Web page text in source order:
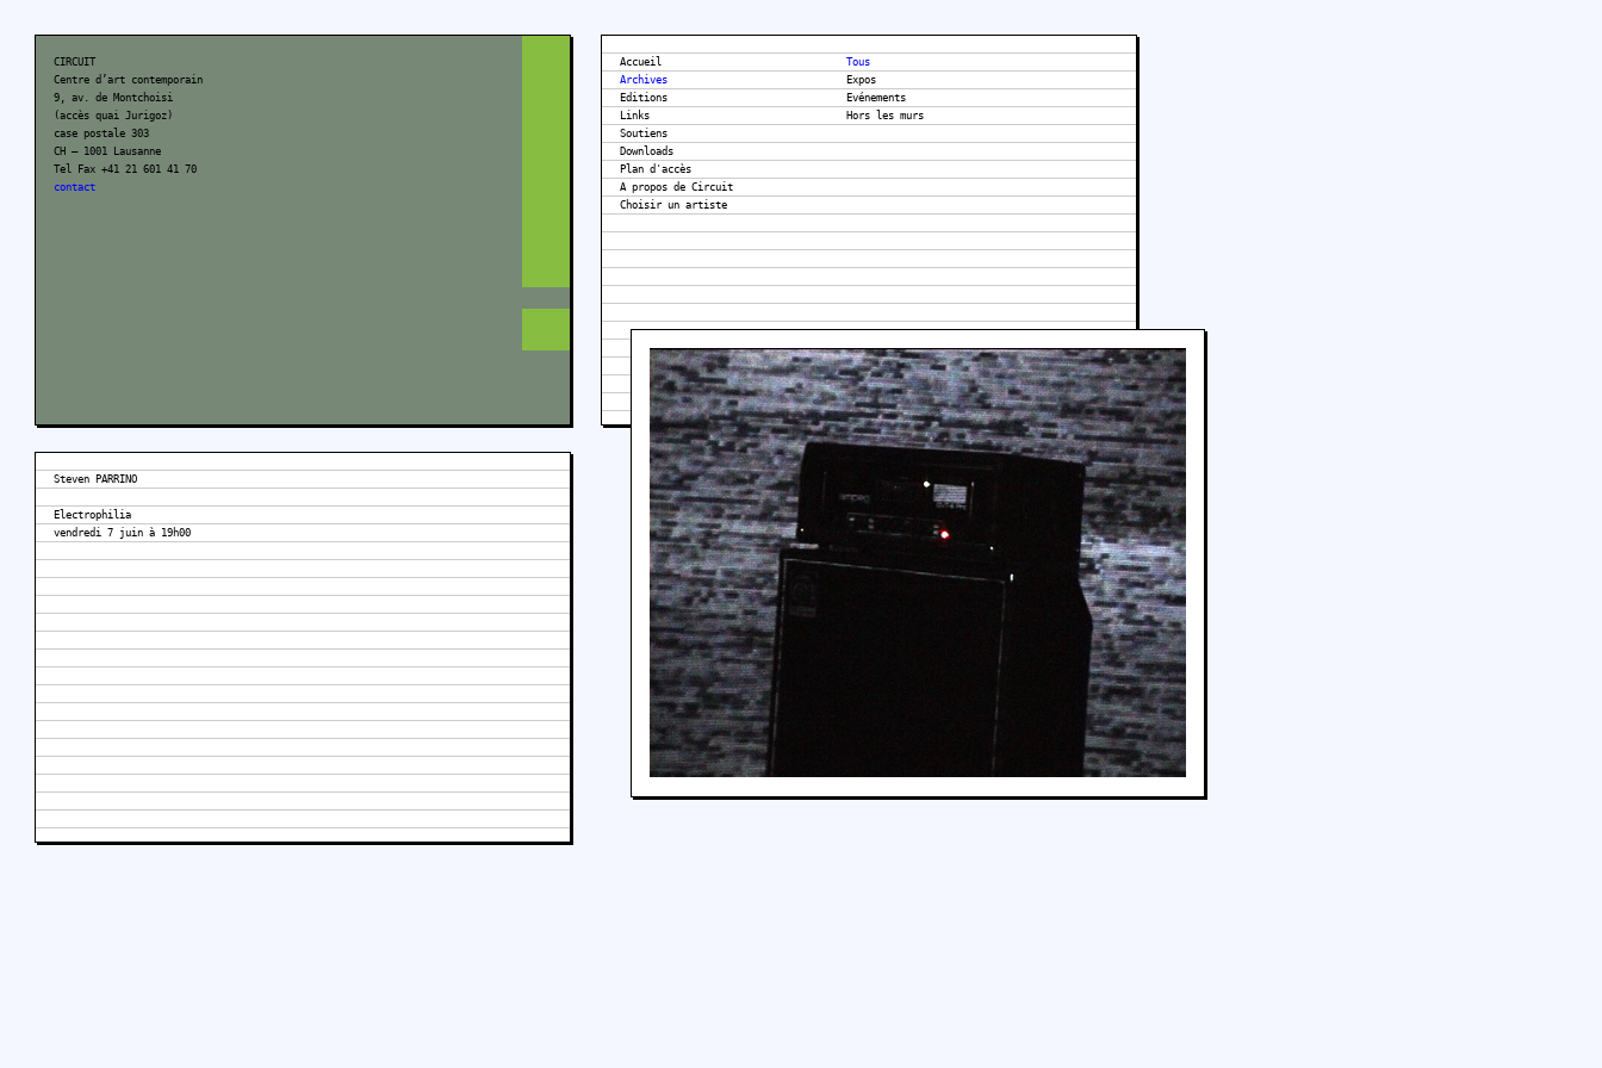
CIRCUIT
Centre d’art contemporain
9, av. de Montchoisi
(accès quai Jurigoz)
case postale 303
CH – 1001 Lausanne
Tel Fax +41 21 601 41 70
contact
Accueil
Archives
Editions
Links
Soutiens
Downloads
Plan d'accès
A propos de Circuit
Tous
Expos
Evénements
Hors les murs
Steven PARRINO
Electrophilia
vendredi 7 juin à 19h00